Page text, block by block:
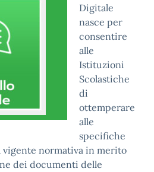
Digitale
nasce per
consentire
alle
Istituzioni
Scolastiche
di
ottemperare
alle
specifiche
normativa in merito
dei documenti delle